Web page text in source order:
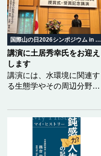
知いたしました。
国際山の日2026シンポジウム in みやぎ
講演に土居秀幸氏をお迎え
します
講演には、水環境に関連す
る生態学やその周辺分野で
された土居秀幸氏（京都大
学大学院情報学研究科教
授）をお迎えし、「どうし
たら生物多様性を『知る』